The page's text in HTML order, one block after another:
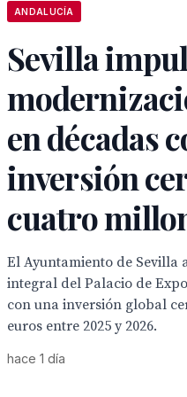
ANDALUCÍA
Sevilla
en décadas
inversión
cuatro
El Ayuntamiento de Sevilla
integral del Palacio de
con una inversión global
euros entre 2025 y 2026.
hace 1 día